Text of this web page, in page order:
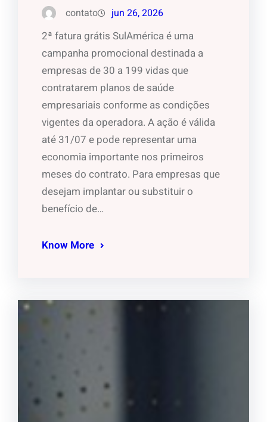
contato jun 26, 2026
2ª fatura grátis SulAmérica é uma
campanha promocional destinada a
empresas de 30 a 199 vidas que
contratarem planos de saúde
empresariais conforme as condições
vigentes da operadora. A ação é válida
até 31/07 e pode representar uma
economia importante nos primeiros
meses do contrato. Para empresas que
desejam implantar ou substituir o
benefício de…
Know More